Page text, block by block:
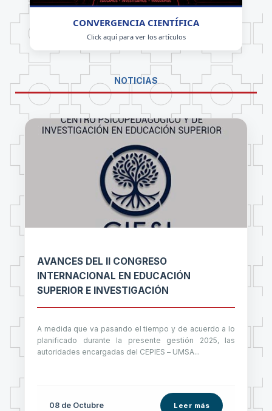
CONVERGENCIA CIENTÍFICA
Click aquí para ver los artículos
NOTICIAS
AVANCES DEL II CONGRESO
INTERNACIONAL EN EDUCACIÓN
SUPERIOR E INVESTIGACIÓN
A medida que va pasando el tiempo y de acuerdo a lo
planificado durante la presente gestión 2025, las
autoridades encargadas del CEPIES – UMSA...
08 de Octubre Leer más